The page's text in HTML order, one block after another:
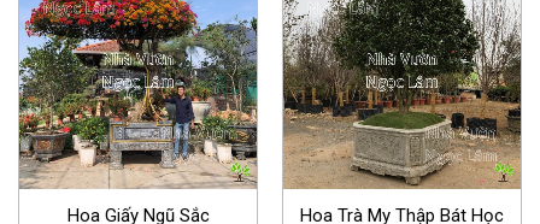
Hoa Giấy Ngũ Sắc
Hoa Trà My Thập Bát Học